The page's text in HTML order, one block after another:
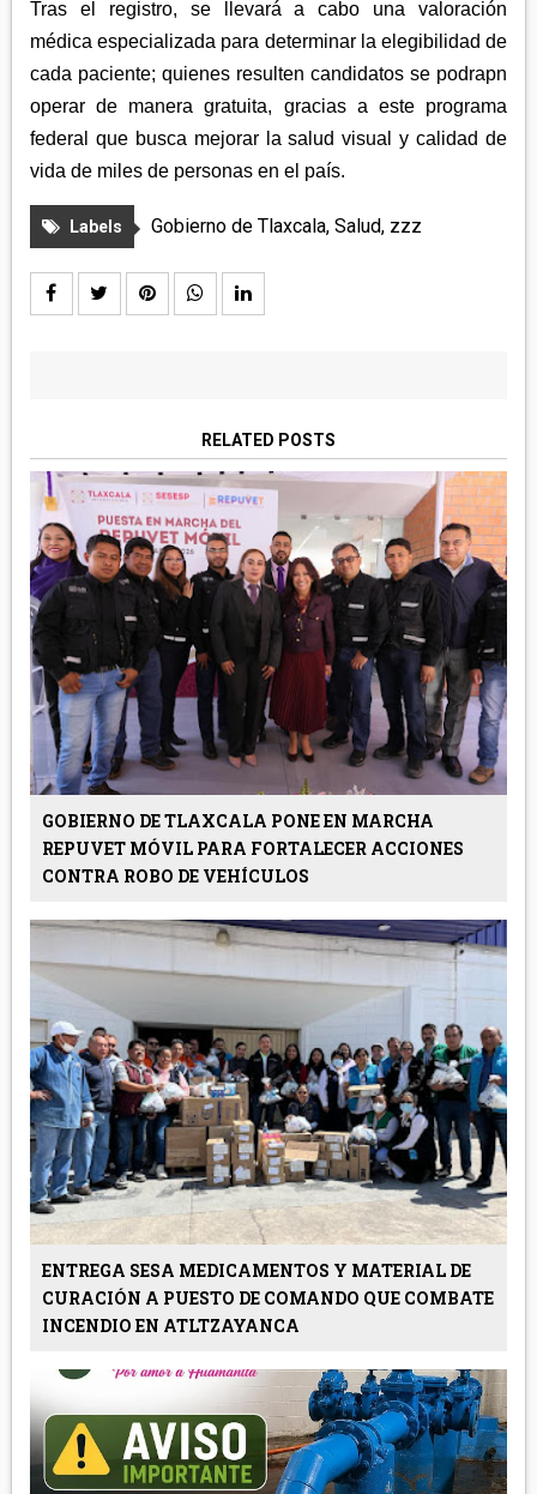
Tras el registro, se llevará a cabo una valoración
médica especializada para determinar la elegibilidad de
cada paciente; quienes resulten candidatos se podrapn
operar de manera gratuita, gracias a este programa
federal que busca mejorar la salud visual y calidad de
vida de miles de personas en el país.
Labels Gobierno de Tlaxcala, Salud, zzz
RELATED POSTS
GOBIERNO DE TLAXCALA PONE EN MARCHA
REPUVET MÓVIL PARA FORTALECER ACCIONES
CONTRA ROBO DE VEHÍCULOS
ENTREGA SESA MEDICAMENTOS Y MATERIAL DE
CURACIÓN A PUESTO DE COMANDO QUE COMBATE
INCENDIO EN ATLTZAYANCA